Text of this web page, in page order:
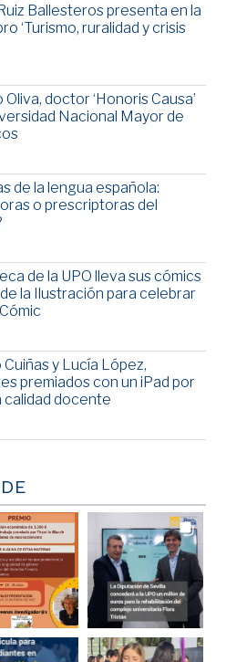
Ballesteros presenta en la
‘Turismo, ruralidad y crisis
doctor ‘Honoris Causa’
Nacional Mayor de
de la lengua española:
o prescriptoras del
de la UPO lleva sus cómics
la Ilustración para celebrar
y Lucía López,
premiados con un iPad por
calidad docente